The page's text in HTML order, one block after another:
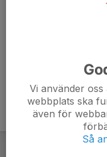
Vi använder
webbplats ska
även för
Så